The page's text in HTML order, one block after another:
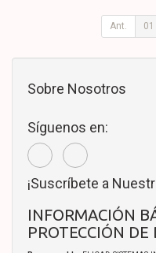
Ant. 01
Sobre Nosotros
Síguenos en:
¡Suscríbete a
INFORMACIÓN
PROTECCIÓN DE